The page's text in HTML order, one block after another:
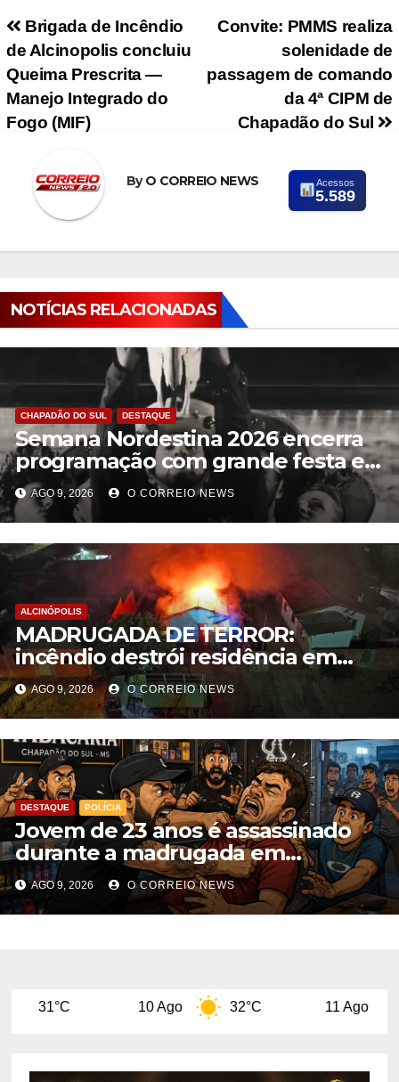
Navegação de PostConvite: PMMS realiza
solenidade de
passagem de comando
da 4ª CIPM de
Chapadão do Sul
Brigada de Incêndio
de Alcinopolis concluiu
Queima Prescrita —
Manejo Integrado do
Fogo (MIF)
ByO CORREIO NEWS Acessos
5.589
NOTÍCIAS RELACIONADAS
CHAPADÃO DO SUL DESTAQUE
Semana Nordestina 2026 encerra
programação com grande festa e
valorização da cultura em
Chapadão do Sul
AGO 9, 2026 O CORREIO NEWS
ALCINÓPOLIS
MADRUGADA DE TERROR:
incêndio destrói residência em
Alcinópolis
AGO 9, 2026 O CORREIO NEWS
DESTAQUE POLÍCIA
Jovem de 23 anos é assassinado
durante a madrugada em
Chapadão do Sul
AGO 9, 2026 O CORREIO NEWS
10 Ago 32°C 11 Ago 29°C